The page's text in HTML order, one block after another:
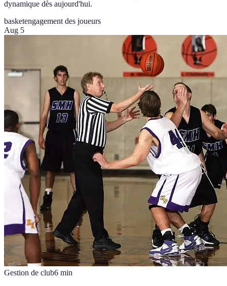
dynamique dès aujourd'hui.
basketengagement des joueurs
Aug 5
Gestion de club6 min